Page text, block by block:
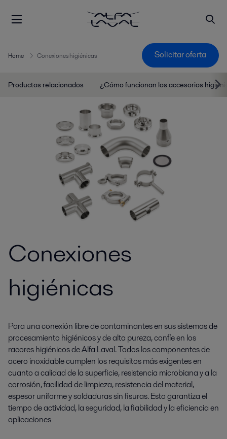
Home Conexiones higiénicas Solicitar oferta
Productos relacionados ¿Cómo funcionan los accesorios
Conexiones
higiénicas
Para una conexión libre de contaminantes en sus sistemas de
procesamiento higiénicos y de alta pureza, confíe en los
racores higiénicos de Alfa Laval. Todos los componentes de
acero inoxidable cumplen los requisitos más exigentes en
cuanto a calidad de la superficie, resistencia microbiana y a la
corrosión, facilidad de limpieza, resistencia del material,
espesor uniforme y soldaduras sin fisuras. Esto garantiza el
tiempo de actividad, la seguridad, la fiabilidad y la eficiencia en
aplicaciones